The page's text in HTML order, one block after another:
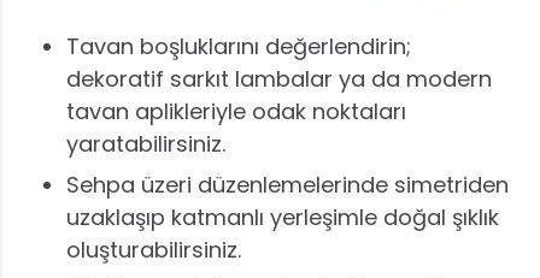
Tavan boşluklarını değerlendirin;
dekoratif sarkıt lambalar ya da modern
tavan aplikleriyle odak noktaları
yaratabilirsiniz.
Sehpa üzeri düzenlemelerinde simetriden
uzaklaşıp katmanlı yerleşimle doğal şıklık
oluşturabilirsiniz.